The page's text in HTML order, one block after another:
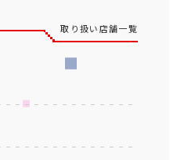
取り扱い店舗一覧